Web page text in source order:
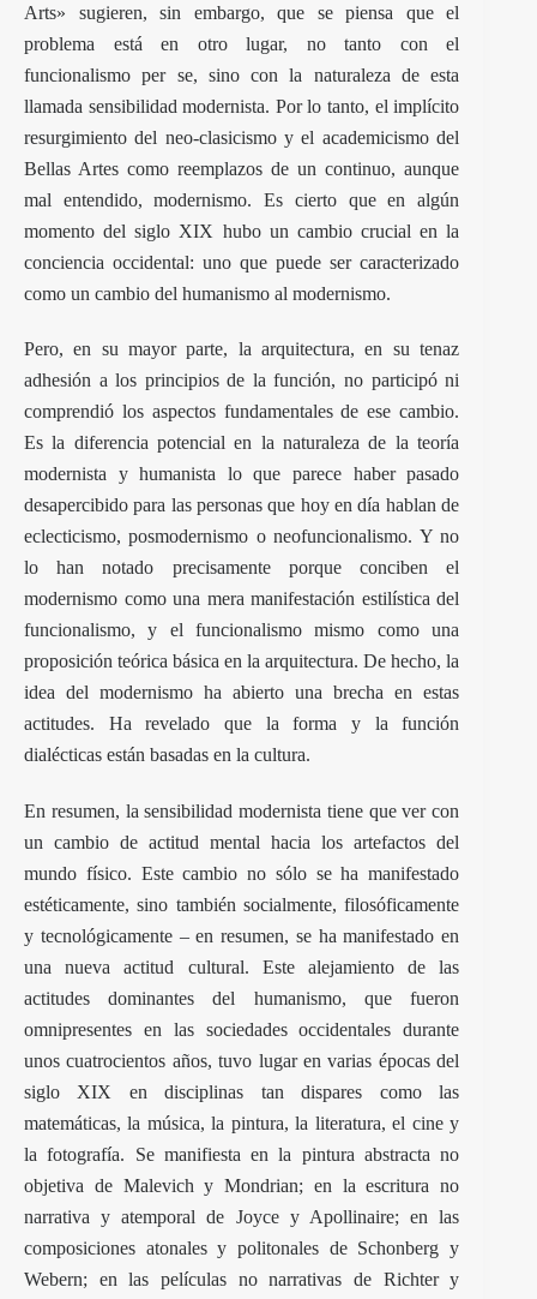
Arts» sugieren, sin embargo, que se piensa que el
problema está en otro lugar, no tanto con el
funcionalismo per se, sino con la naturaleza de esta
llamada sensibilidad modernista. Por lo tanto, el implícito
resurgimiento del neo-clasicismo y el academicismo del
Bellas Artes como reemplazos de un continuo, aunque
mal entendido, modernismo. Es cierto que en algún
momento del siglo XIX hubo un cambio crucial en la
conciencia occidental: uno que puede ser caracterizado
como un cambio del humanismo al modernismo.
Pero, en su mayor parte, la arquitectura, en su tenaz
adhesión a los principios de la función, no participó ni
comprendió los aspectos fundamentales de ese cambio.
Es la diferencia potencial en la naturaleza de la teoría
modernista y humanista lo que parece haber pasado
desapercibido para las personas que hoy en día hablan de
eclecticismo, posmodernismo o neofuncionalismo. Y no
lo han notado precisamente porque conciben el
modernismo como una mera manifestación estilística del
funcionalismo, y el funcionalismo mismo como una
proposición teórica básica en la arquitectura. De hecho, la
idea del modernismo ha abierto una brecha en estas
actitudes. Ha revelado que la forma y la función
dialécticas están basadas en la cultura.
En resumen, la sensibilidad modernista tiene que ver con
un cambio de actitud mental hacia los artefactos del
mundo físico. Este cambio no sólo se ha manifestado
estéticamente, sino también socialmente, filosóficamente
y tecnológicamente – en resumen, se ha manifestado en
una nueva actitud cultural. Este alejamiento de las
actitudes dominantes del humanismo, que fueron
omnipresentes en las sociedades occidentales durante
unos cuatrocientos años, tuvo lugar en varias épocas del
siglo XIX en disciplinas tan dispares como las
matemáticas, la música, la pintura, la literatura, el cine y
la fotografía. Se manifiesta en la pintura abstracta no
objetiva de Malevich y Mondrian; en la escritura no
narrativa y atemporal de Joyce y Apollinaire; en las
composiciones atonales y politonales de Schonberg y
Webern; en las películas no narrativas de Richter y